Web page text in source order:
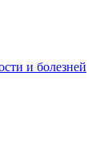
и болезней